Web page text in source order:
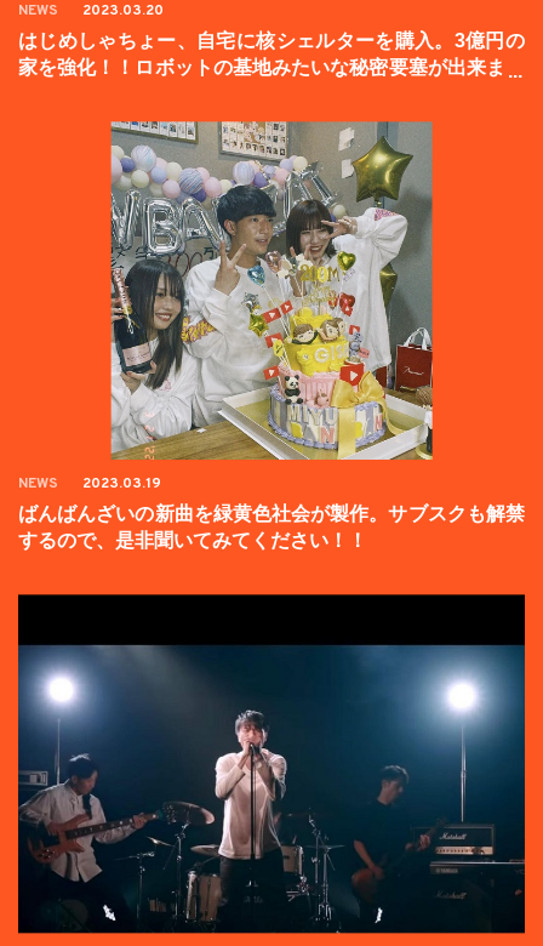
NEWS 2023.03.20
はじめしゃちょー、自宅に核シェルターを購入。3億円の
家を強化！！ロボットの基地みたいな秘密要塞が出来まし
NEWS 2023.03.19
ばんばんざいの新曲を緑黄色社会が製作。サブスクも解禁
するので、是非聞いてみてください！！